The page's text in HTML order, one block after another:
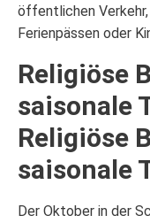
öffentlichen
Ferienpässen oder
Religiöse
saisonale
Religiöse
saisonale
Der Oktober in der